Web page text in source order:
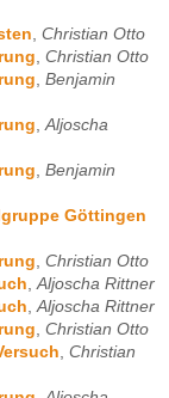
, Christian Otto
, Christian Otto
, Benjamin
,Aljoscha
, Benjamin
Göttingen
, Christian Otto
,Aljoscha Rittner
,Aljoscha Rittner
, Christian Otto
, Christian